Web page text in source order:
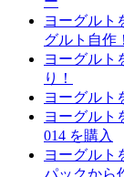
ヨーグルト
グルト自作！
ヨーグルト
り！
ヨーグルト
ヨーグルト
014 を購入
ヨーグルト
パックから